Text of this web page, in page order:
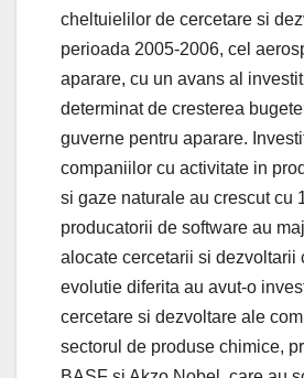
cheltuielilor de cercetare si
perioada 2005-2006, cel
aparare, cu un avans al
determinat de cresterea
guverne pentru aparare.
companiilor cu activitate in
si gaze naturale au crescut cu
producatorii de software au
alocate cercetarii si dezvoltarii
evolutie diferita au avut-o
cercetare si dezvoltare ale
sectorul de produse chimice,